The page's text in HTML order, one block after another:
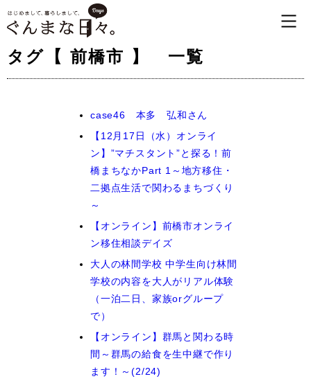
タグ【 前橋市 】 一覧
case46 本多 弘和さん
【12月17日（水）オンライ
ン】”マチスタント”と探る！前
橋まちなかPart 1～地方移住・
二拠点生活で関わるまちづくり
～
【オンライン】前橋市オンライ
ン移住相談デイズ
大人の林間学校 中学生向け林間
学校の内容を大人がリアル体験
（一泊二日、家族orグループ
で）
【オンライン】群馬と関わる時
間～群馬の給食を生中継で作り
ます！～(2/24)